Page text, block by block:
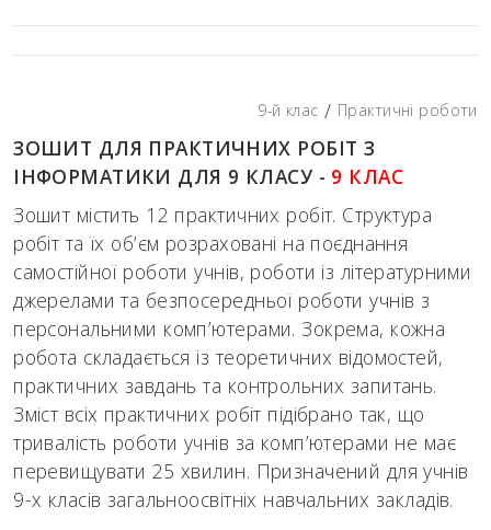
9-й клас / Практичні роботи
ЗОШИТ ДЛЯ ПРАКТИЧНИХ РОБІТ З
ІНФОРМАТИКИ ДЛЯ 9 КЛАСУ - 9 КЛАС
Зошит містить 12 практичних робіт. Структура
робіт та їх об’єм розраховані на поєднання
самостійної роботи учнів, роботи із літературними
джерелами та безпосередньої роботи учнів з
персональними комп’ютерами. Зокрема, кожна
робота складається із теоретичних відомостей,
практичних завдань та контрольних запитань.
Зміст всіх практичних робіт підібрано так, що
тривалість роботи учнів за комп’ютерами не має
перевищувати 25 хвилин. Призначений для учнів
9-х класів загальноосвітніх навчальних закладів.